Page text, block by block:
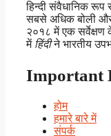
हिन्दी संवैधानिक रूप
सबसे अधिक बोली
२०१८ में एक
में हिंदीने भारतीय
Important
होम
हमारे बारे में
संपर्क